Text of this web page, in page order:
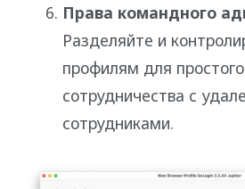
Права командного
Разделяйте и
профилям для
сотрудничества с
сотрудниками.